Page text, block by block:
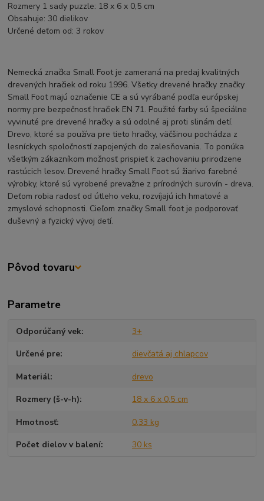
Rozmery 1 sady puzzle: 18 x 6 x 0,5 cm
Obsahuje: 30 dielikov
Určené deťom od: 3 rokov
Nemecká značka Small Foot je zameraná na predaj kvalitných
drevených hračiek od roku 1996. Všetky drevené hračky značky
Small Foot majú označenie CE a sú vyrábané podľa európskej
normy pre bezpečnosť hračiek EN 71. Použité farby sú špeciálne
vyvinuté pre drevené hračky a sú odolné aj proti slinám detí.
Drevo, ktoré sa používa pre tieto hračky, väčšinou pochádza z
lesníckych spoločností zapojených do zalesňovania. To ponúka
všetkým zákazníkom možnosť prispieť k zachovaniu prirodzene
rastúcich lesov. Drevené hračky Small Foot sú žiarivo farebné
výrobky, ktoré sú vyrobené prevažne z prírodných surovín - dreva.
Deťom robia radosť od útleho veku, rozvíjajú ich hmatové a
zmyslové schopnosti. Cieľom značky Small foot je podporovať
duševný a fyzický vývoj detí.
Pôvod tovaru
Parametre
Odporúčaný vek 3+
Určené pre dievčatá aj chlapcov
Materiál drevo
Rozmery (š-v-h) 18 x 6 x 0,5 cm
Hmotnosť 0,33 kg
Počet dielov v balení 30 ks